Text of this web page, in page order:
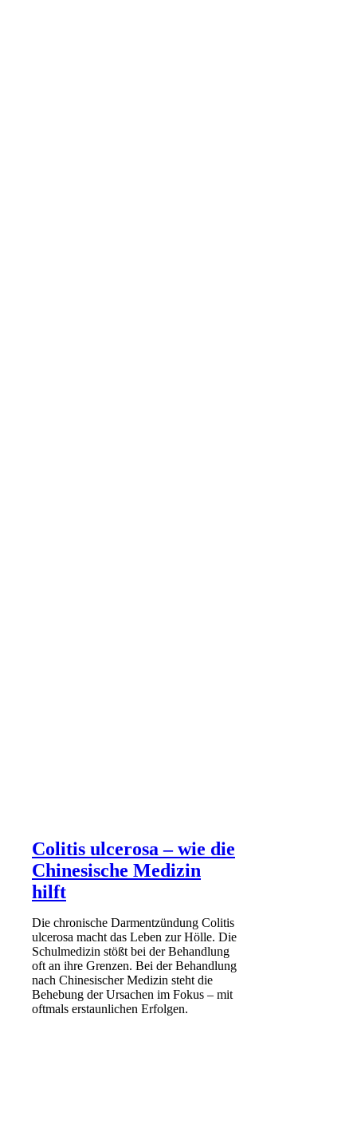
Colitis ulcerosa – wie die
Chinesische Medizin
hilft
Die chronische Darmentzündung Colitis
ulcerosa macht das Leben zur Hölle. Die
Schulmedizin stößt bei der Behandlung
oft an ihre Grenzen. Bei der Behandlung
nach Chinesischer Medizin steht die
Behebung der Ursachen im Fokus – mit
oftmals erstaunlichen Erfolgen.